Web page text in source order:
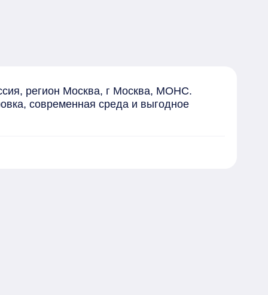
регион Москва, г Москва, МОНС.
современная среда и выгодное